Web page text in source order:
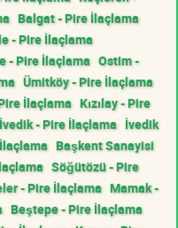
Balgat - Pire İlaçlama
- Pire İlaçlama
- Pire İlaçlama Ostim -
Ümitköy - Pire İlaçlama
İlaçlama Kızılay - Pire
İvedik - Pire İlaçlama İvedik
Başkent Sanayisi
Söğütözü - Pire
- Pire İlaçlama Mamak -
Beştepe - Pire İlaçlama